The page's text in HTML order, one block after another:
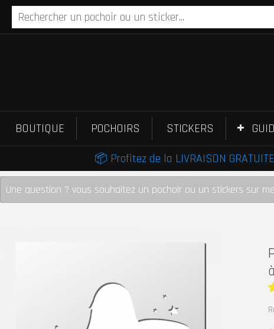
BOUTIQUE POCHOIRS STICKERS
📦 Profitez de la LIVRAISON
Une question ? vous souhaitez un pochoir ou un stickers sur